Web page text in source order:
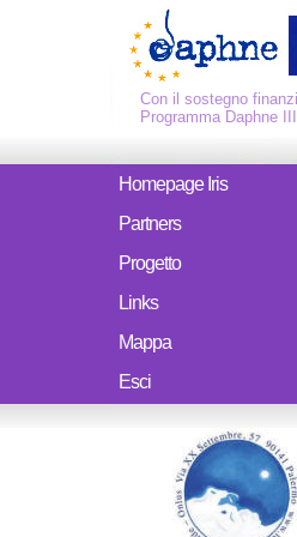
Con il sostegno
Programma Daphne
Homepage Iris
Partners
Progetto
Links
Mappa
Esci